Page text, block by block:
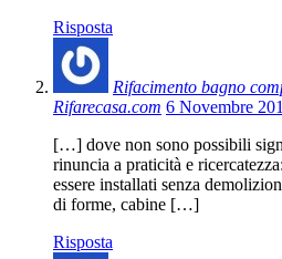
Risposta
Rifacimento bagno
Rifarecasa.com 6 Novembre
[…] dove non sono possibili
rinuncia a praticità e
essere installati senza
di forme, cabine […]
Risposta